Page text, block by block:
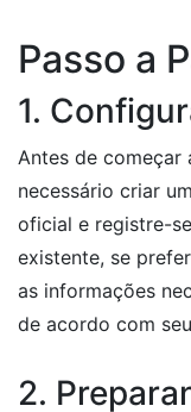
Passo a
1.
Antes de começar
necessário criar
oficial e registre-
existente, se
as informações
de acordo com
2.